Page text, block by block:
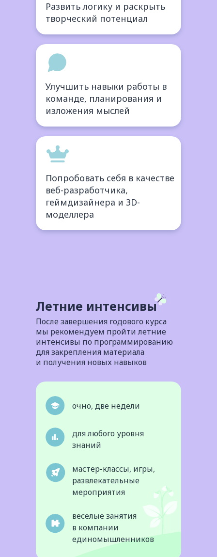
Улучшить навыки работы в
команде, планирования и
изложения мыслей
Развить логику и раскрыть
творческий потенциал
Попробовать себя в качестве
веб-разработчика,
геймдизайнера и 3D-
моделлера
веселые занятия
в компании
единомышленников
мастер-классы, игры,
развлекательные
мероприятия
для любого уровня
знаний
очно, две недели
После завершения годового курса
мы рекомендуем пройти летние
интенсивы по программированию
для закрепления материала
и получения новых навыков
Летние интенсивы